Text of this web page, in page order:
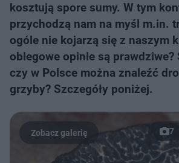
kosztują spore sumy. W tym
przychodzą nam na myśl m.in.
ogóle nie kojarzą się z naszym
obiegowe opinie są prawdziwe?
czy w Polsce można znaleźć
grzyby? Szczegóły poniżej.
7